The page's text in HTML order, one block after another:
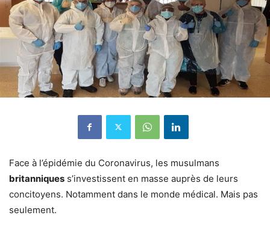
Face à l’épidémie du Coronavirus, les musulmans
britanniques s’investissent en masse auprès de leurs
concitoyens. Notamment dans le monde médical. Mais pas
seulement.